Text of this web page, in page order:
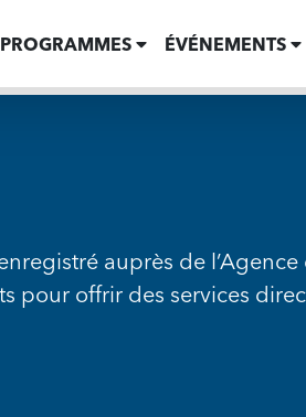
PROGRAMMES ÉVÉNEMENTS
auprès de
pour offrir des services